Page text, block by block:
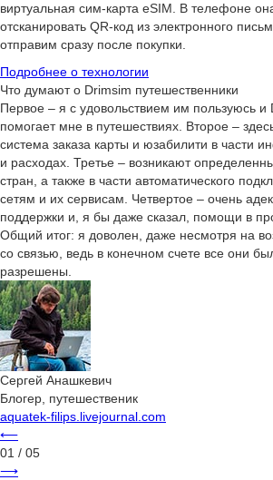
виртуальная сим-карта eSIM. В телефоне
отсканировать QR-код из электронного
отправим сразу после покупки.
Подробнее о технологии
Что думают о Drimsim путешественники
Первое – я с удовольствием им пользуюсь
помогает мне в путешествиях. Второе –
система заказа карты и юзабилити в части
и расходах. Третье – возникают
стран, а также в части автоматического
сетям и их сервисам. Четвертое – очень
поддержки и, я бы даже сказал, помощи в
Общий итог: я доволен, даже несмотря на
со связью, ведь в конечном счете все они
разрешены.
Сергей Анашкевич
Блогер, путешественик
aquatek-filips.livejournal.com
⟵
01 / 05
⟶